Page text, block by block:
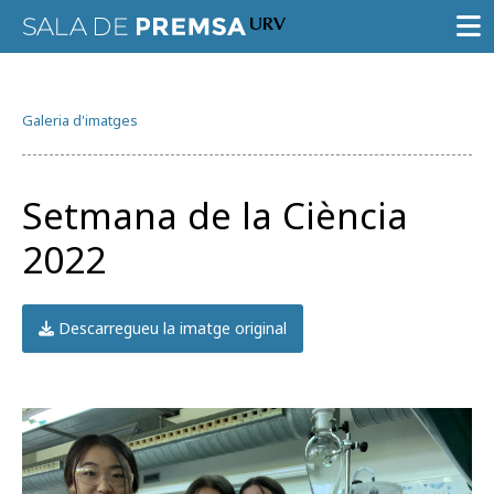
GALERIA D’IMATGES
GUIA D’ESPECIALISTES
AGENDA URV
Prova la cerca avançada
Galeria d'imatges
Setmana de la Ciència
2022
Descarregueu la imatge original